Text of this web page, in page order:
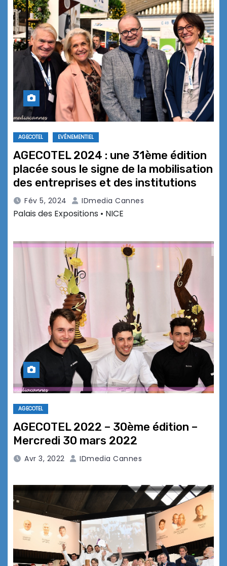
AGECOTEL EVÉNEMENTIEL
AGECOTEL 2024 : une 31ème édition
placée sous le signe de la mobilisation
des entreprises et des institutions
Fév 5, 2024 IDmedia Cannes
Palais des Expositions • NICE
AGECOTEL
AGECOTEL 2022 – 30ème édition –
Mercredi 30 mars 2022
Avr 3, 2022 IDmedia Cannes